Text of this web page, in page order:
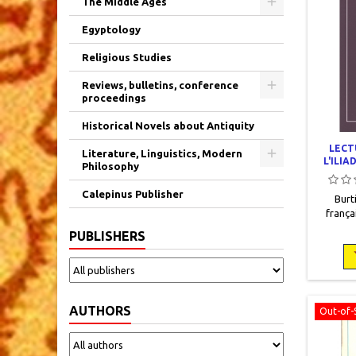
Egyptology
Religious Studies
Reviews, bulletins, conference
proceedings
Historical Novels about Antiquity
Literature, Linguistics, Modern
Philosophy
Calepinus Publisher
PUBLISHERS
AUTHORS
2000,
Out-of-